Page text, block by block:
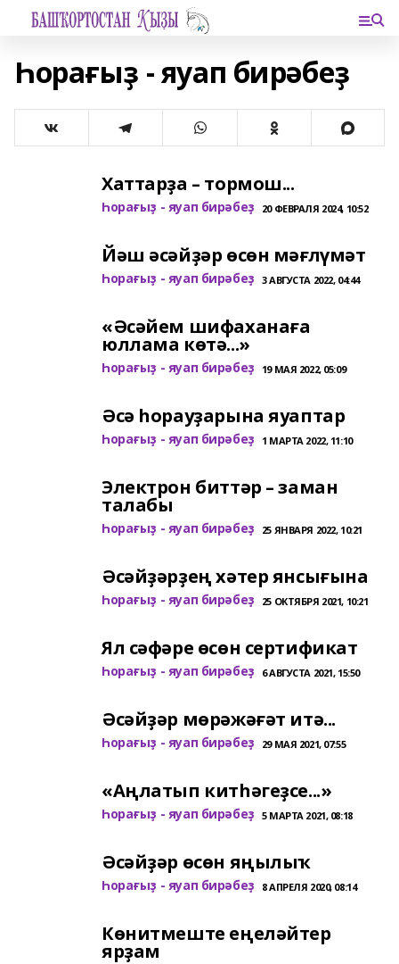
Һорағыҙ - яуап бирәбеҙ
Хаттарҙа – тормош...
Һорағыҙ - яуап бирәбеҙ 20 ФЕВРАЛЯ 2024, 10:52
Йәш әсәйҙәр өсөн мәғлүмәт
Һорағыҙ - яуап бирәбеҙ 3 АВГУСТА 2022, 04:44
«Әсәйем шифаханаға
юллама көтә...»
Һорағыҙ - яуап бирәбеҙ 19 МАЯ 2022, 05:09
Әсә һорауҙарына яуаптар
Һорағыҙ - яуап бирәбеҙ 1 МАРТА 2022, 11:10
Электрон биттәр – заман
талабы
Һорағыҙ - яуап бирәбеҙ 25 ЯНВАРЯ 2022, 10:21
Әсәйҙәрҙең хәтер янсығына
Һорағыҙ - яуап бирәбеҙ 25 ОКТЯБРЯ 2021, 10:21
Ял сәфәре өсөн cертификат
Һорағыҙ - яуап бирәбеҙ 6 АВГУСТА 2021, 15:50
Әсәйҙәр мөрәжәғәт итә...
Һорағыҙ - яуап бирәбеҙ 29 МАЯ 2021, 07:55
«Аңлатып китһәгеҙсе...»
Һорағыҙ - яуап бирәбеҙ 5 МАРТА 2021, 08:18
Әсәйҙәр өсөн яңылыҡ
Һорағыҙ - яуап бирәбеҙ 8 АПРЕЛЯ 2020, 08:14
Көнитмеште еңеләйтер
ярҙам